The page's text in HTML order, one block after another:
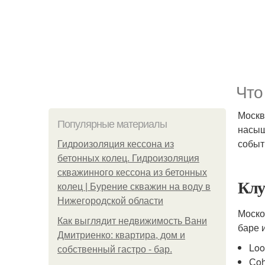
Популярные материалы
Гидроизоляция кессона из
бетонных колец. Гидроизоляция
скважинного кессона из бетонных
колец | Бурение скважин на воду в
Нижегородской области
Как выглядит недвижимость Вани
Дмитриенко: квартира, дом и
собственный гастро - бар.
баре